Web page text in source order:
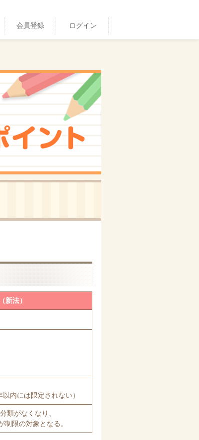
会員登録 ログイン
新法）
内には限定されない）
類がなくなり、
限の対象となる。